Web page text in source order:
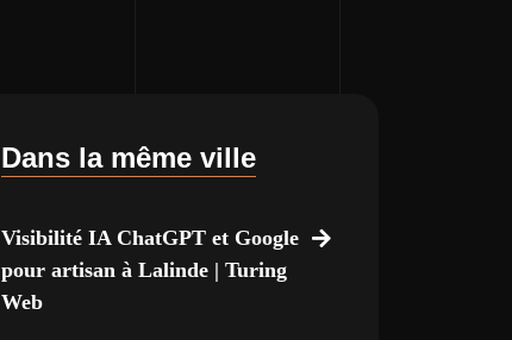
Dans la même ville
Visibilité IA ChatGPT et Google
pour artisan à Lalinde | Turing
Web